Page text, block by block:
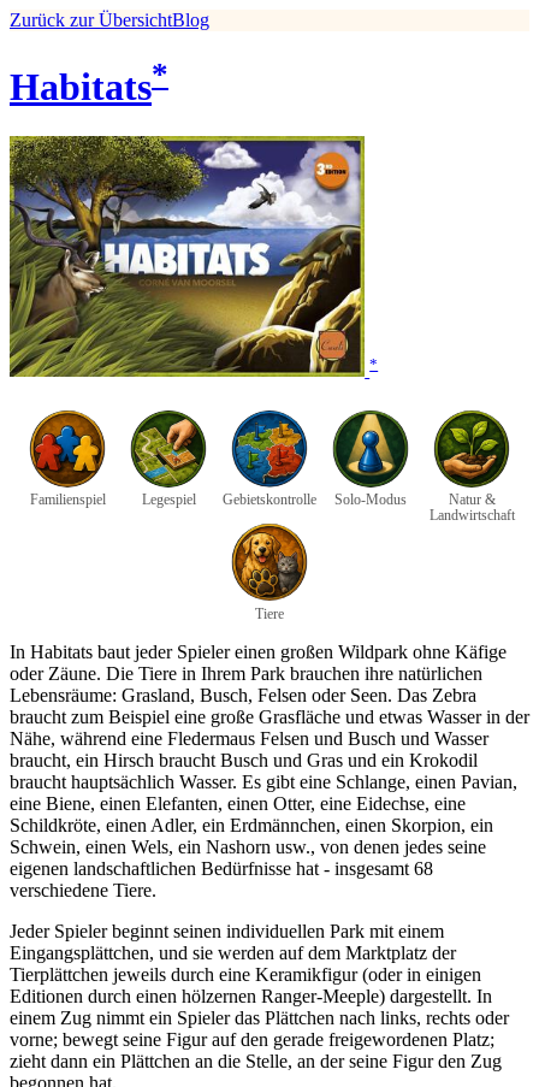
Zurück zur ÜbersichtBlog
Habitats*
*
Familienspiel Legespiel Gebietskontrolle Solo-Modus
Natur &
Landwirtschaft
Tiere
In Habitats baut jeder Spieler einen großen Wildpark ohne Käfige
oder Zäune. Die Tiere in Ihrem Park brauchen ihre natürlichen
Lebensräume: Grasland, Busch, Felsen oder Seen. Das Zebra
braucht zum Beispiel eine große Grasfläche und etwas Wasser in der
Nähe, während eine Fledermaus Felsen und Busch und Wasser
braucht, ein Hirsch braucht Busch und Gras und ein Krokodil
braucht hauptsächlich Wasser. Es gibt eine Schlange, einen Pavian,
eine Biene, einen Elefanten, einen Otter, eine Eidechse, eine
Schildkröte, einen Adler, ein Erdmännchen, einen Skorpion, ein
Schwein, einen Wels, ein Nashorn usw., von denen jedes seine
eigenen landschaftlichen Bedürfnisse hat - insgesamt 68
verschiedene Tiere.
Jeder Spieler beginnt seinen individuellen Park mit einem
Eingangsplättchen, und sie werden auf dem Marktplatz der
Tierplättchen jeweils durch eine Keramikfigur (oder in einigen
Editionen durch einen hölzernen Ranger-Meeple) dargestellt. In
einem Zug nimmt ein Spieler das Plättchen nach links, rechts oder
vorne; bewegt seine Figur auf den gerade freigewordenen Platz;
zieht dann ein Plättchen an die Stelle, an der seine Figur den Zug